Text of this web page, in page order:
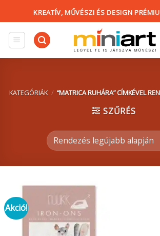
content
KREATÍV, MŰVÉSZI ÉS DESIGN
KATEGÓRIÁK / “MATRICA RUHÁRA” CÍMKÉVEL
SZŰRÉS
Akció!